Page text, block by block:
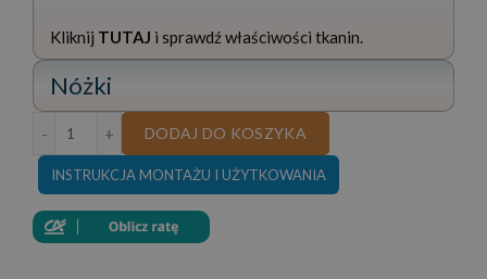
Kliknij TUTAJ i sprawdź właściwości tkanin.
Nóżki
ilość NAROŻNIK DANTE 280x180 CM Z REGULOWNĄ
DODAJ DO KOSZYKA
INSTRUKCJA MONTAŻU I UŻYTKOWANIA